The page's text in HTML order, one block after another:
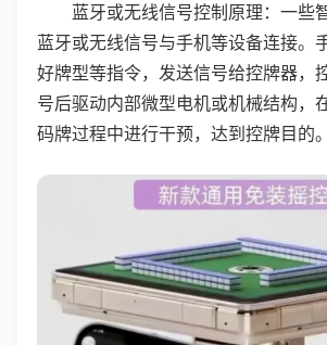
蓝牙或无线信号控制原理：一些
蓝牙或无线信号与手机等设备连接。
好牌型等指令，发送信号给控牌器，
号后驱动内部微型电机或机械结构，
码牌过程中进行干预，达到控牌目的。